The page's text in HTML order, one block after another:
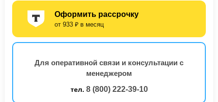
Оформить рассрочку
от 933 ₽ в месяц
Для оперативной связи и консультации с
менеджером
тел. 8 (800) 222-39-10